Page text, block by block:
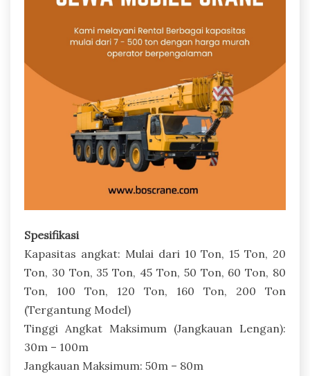
Spesifikasi
Kapasitas angkat: Mulai dari 10 Ton, 15 Ton, 20
Ton, 30 Ton, 35 Ton, 45 Ton, 50 Ton, 60 Ton, 80
Ton, 100 Ton, 120 Ton, 160 Ton, 200 Ton
(Tergantung Model)
Tinggi Angkat Maksimum (Jangkauan Lengan):
30m – 100m
Jangkauan Maksimum: 50m – 80m